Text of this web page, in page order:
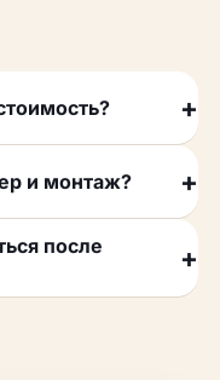
и монтаж?
после